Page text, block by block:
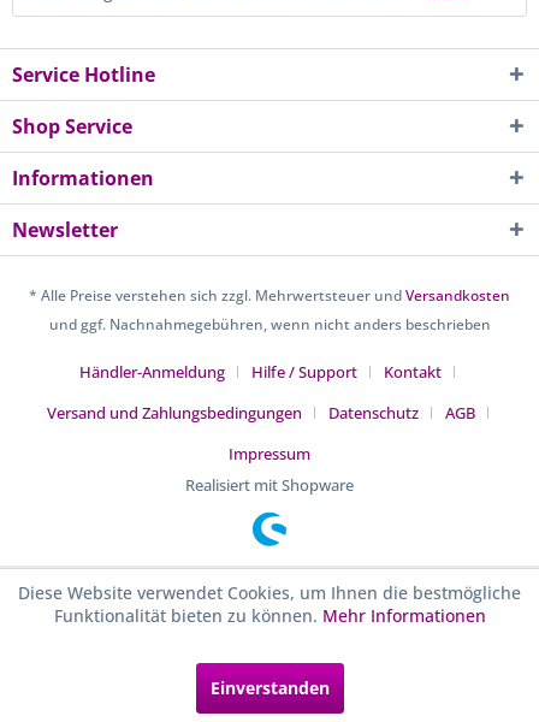
Service Hotline
Shop Service
Informationen
Newsletter
* Alle Preise verstehen sich zzgl. Mehrwertsteuer undVersandkosten
und ggf. Nachnahmegebühren, wenn nicht anders beschrieben
Händler-Anmeldung Hilfe / Support
Kontakt
Versand und Zahlungsbedingungen
Datenschutz
AGB
Impressum
Realisiert mit Shopware
Diese Website verwendet Cookies, um Ihnen die bestmögliche
Funktionalität bieten zu können. Mehr Informationen
Einverstanden